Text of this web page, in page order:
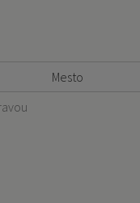
Mesto